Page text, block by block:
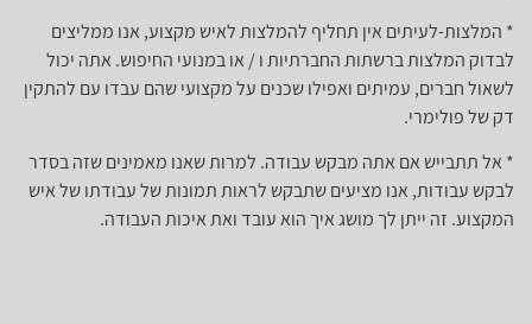
* המלצות-לעיתים אין תחליף להמלצות לאיש מקצוע, אנו ממליצים
לבדוק המלצות ברשתות החברתיות ו / או במנועי החיפוש. אתה יכול
לשאול חברים, עמיתים ואפילו שכנים על מקצועי שהם עבדו עם להתקין
דק של פולימרי.
* אל תתבייש אם אתה מבקש עבודה. למרות שאנו מאמינים שזה בסדר
לבקש עבודות, אנו מציעים שתבקש לראות תמונות של עבודתו של איש
המקצוע. זה ייתן לך מושג איך הוא עובד ואת איכות העבודה.